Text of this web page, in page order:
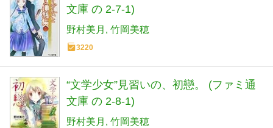
文庫 の 2-7-1)
野村美月 竹岡美穂
3220
“文学少女”見習いの、初戀。 (ファミ通
文庫 の 2-8-1)
野村美月 竹岡美穂